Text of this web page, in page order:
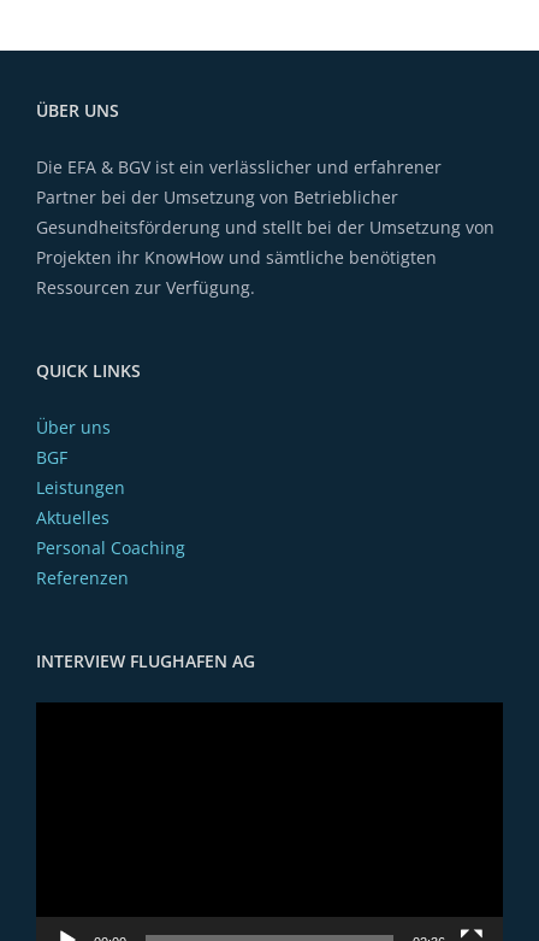
ÜBER UNS
Die EFA & BGV ist ein verlässlicher und erfahrener
Partner bei der Umsetzung von Betrieblicher
Gesundheitsförderung und stellt bei der Umsetzung von
Projekten ihr KnowHow und sämtliche benötigten
Ressourcen zur Verfügung.
QUICK LINKS
Über uns
BGF
Leistungen
Aktuelles
Personal Coaching
Referenzen
INTERVIEW FLUGHAFEN AG